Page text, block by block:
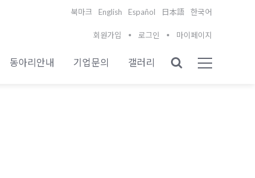
북마크 English Español 日本語 한국어
회원가입 로그인 마이페이지
동아리안내 기업문의 갤러리